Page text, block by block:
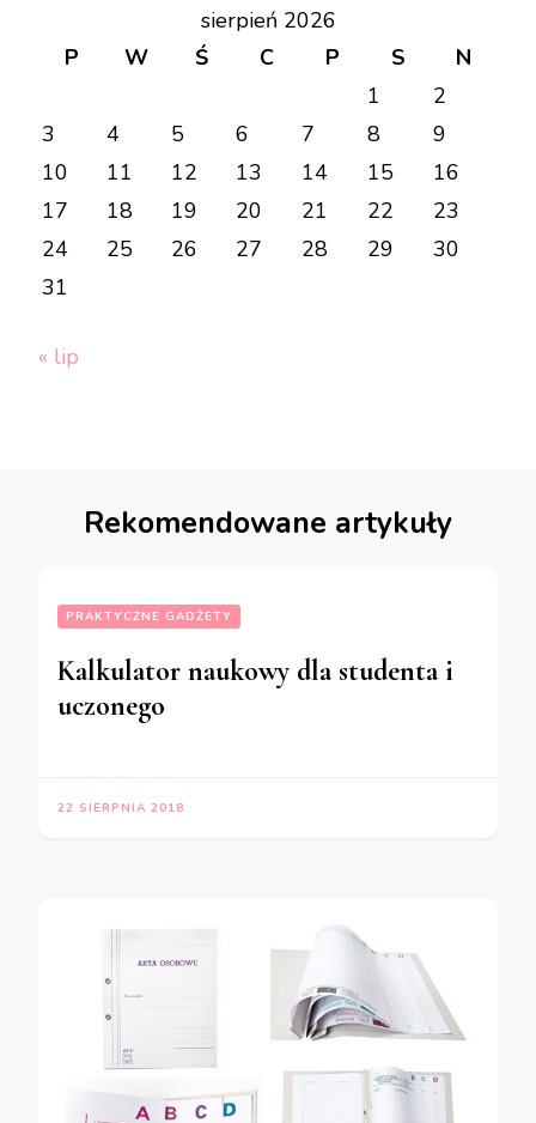
sierpień 2026
P
W Ś C P S
N
1
2
3
4 5 6 7 8
9
10
11 12 13 14 15
16
17
18 19 20 21 22
23
24
25 26 27 28 29
30
31
« lip
Rekomendowane artykuły
PRAKTYCZNE GADŻETY
Kalkulator naukowy dla studenta i
uczonego
22 SIERPNIA 2018